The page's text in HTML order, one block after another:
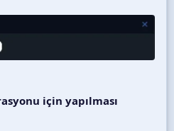
için yapılması